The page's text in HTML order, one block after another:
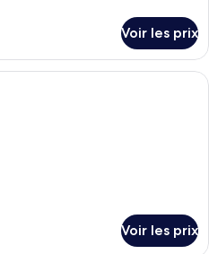
Voir les prix
Literie de qualité supérieure, articles
Voir les prix